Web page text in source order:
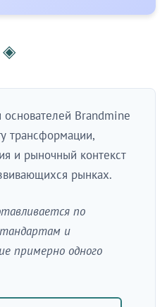
◈
Brandmine
трансформации,
и рыночный контекст
рынках.
по
и
примерно одного